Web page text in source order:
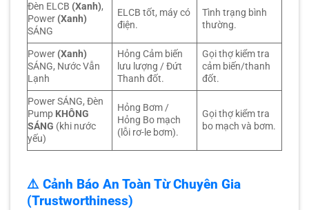
Đèn ELCB (Xanh),
Power (Xanh)
SÁNG
ELCB tốt, máy có
điện.
Tình trạng bình
thường.
Power (Xanh)
SÁNG, Nước Vẫn
Lạnh
Hỏng Cảm biến
lưu lượng / Đứt
Thanh đốt.
Gọi thợ kiểm tra
cảm biến/thanh
đốt.
Power SÁNG, Đèn
Pump KHÔNG
SÁNG (khi nước
yếu)
Hỏng Bơm /
Hỏng Bo mạch
(lỗi rơ-le bơm).
Gọi thợ kiểm tra
bo mạch và bơm.
⚠️ Cảnh Báo An Toàn Từ Chuyên Gia
(Trustworthiness)